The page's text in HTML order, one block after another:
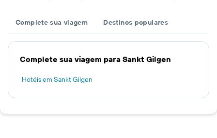
Complete sua viagem Destinos populares
Complete sua viagem para Sankt Gilgen
Hotéis em Sankt Gilgen